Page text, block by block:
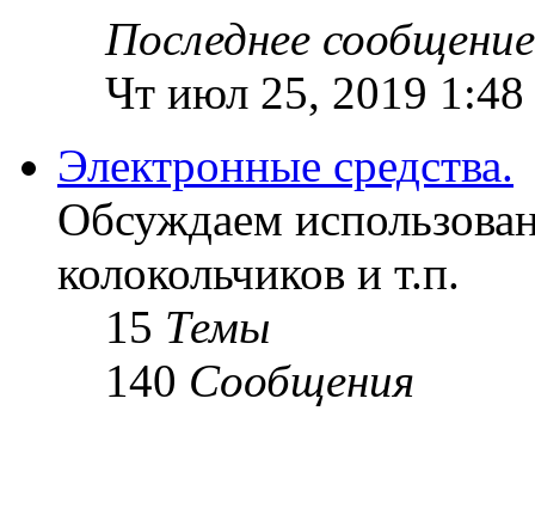
Последнее сообщение
Чт июл 25, 2019 1:48
Электронные средства.
Обсуждаем
колокольчиков и т.п.
15 Темы
140 Сообщения